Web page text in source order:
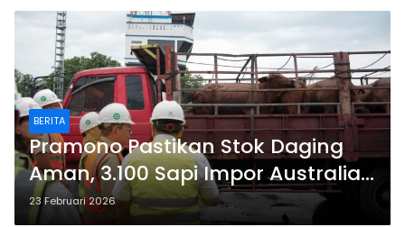
BERITA
Pramono Pastikan Stok Daging
Aman, 3.100 Sapi Impor Australia
Tiba di Tanjung Priok
23 Februari 2026